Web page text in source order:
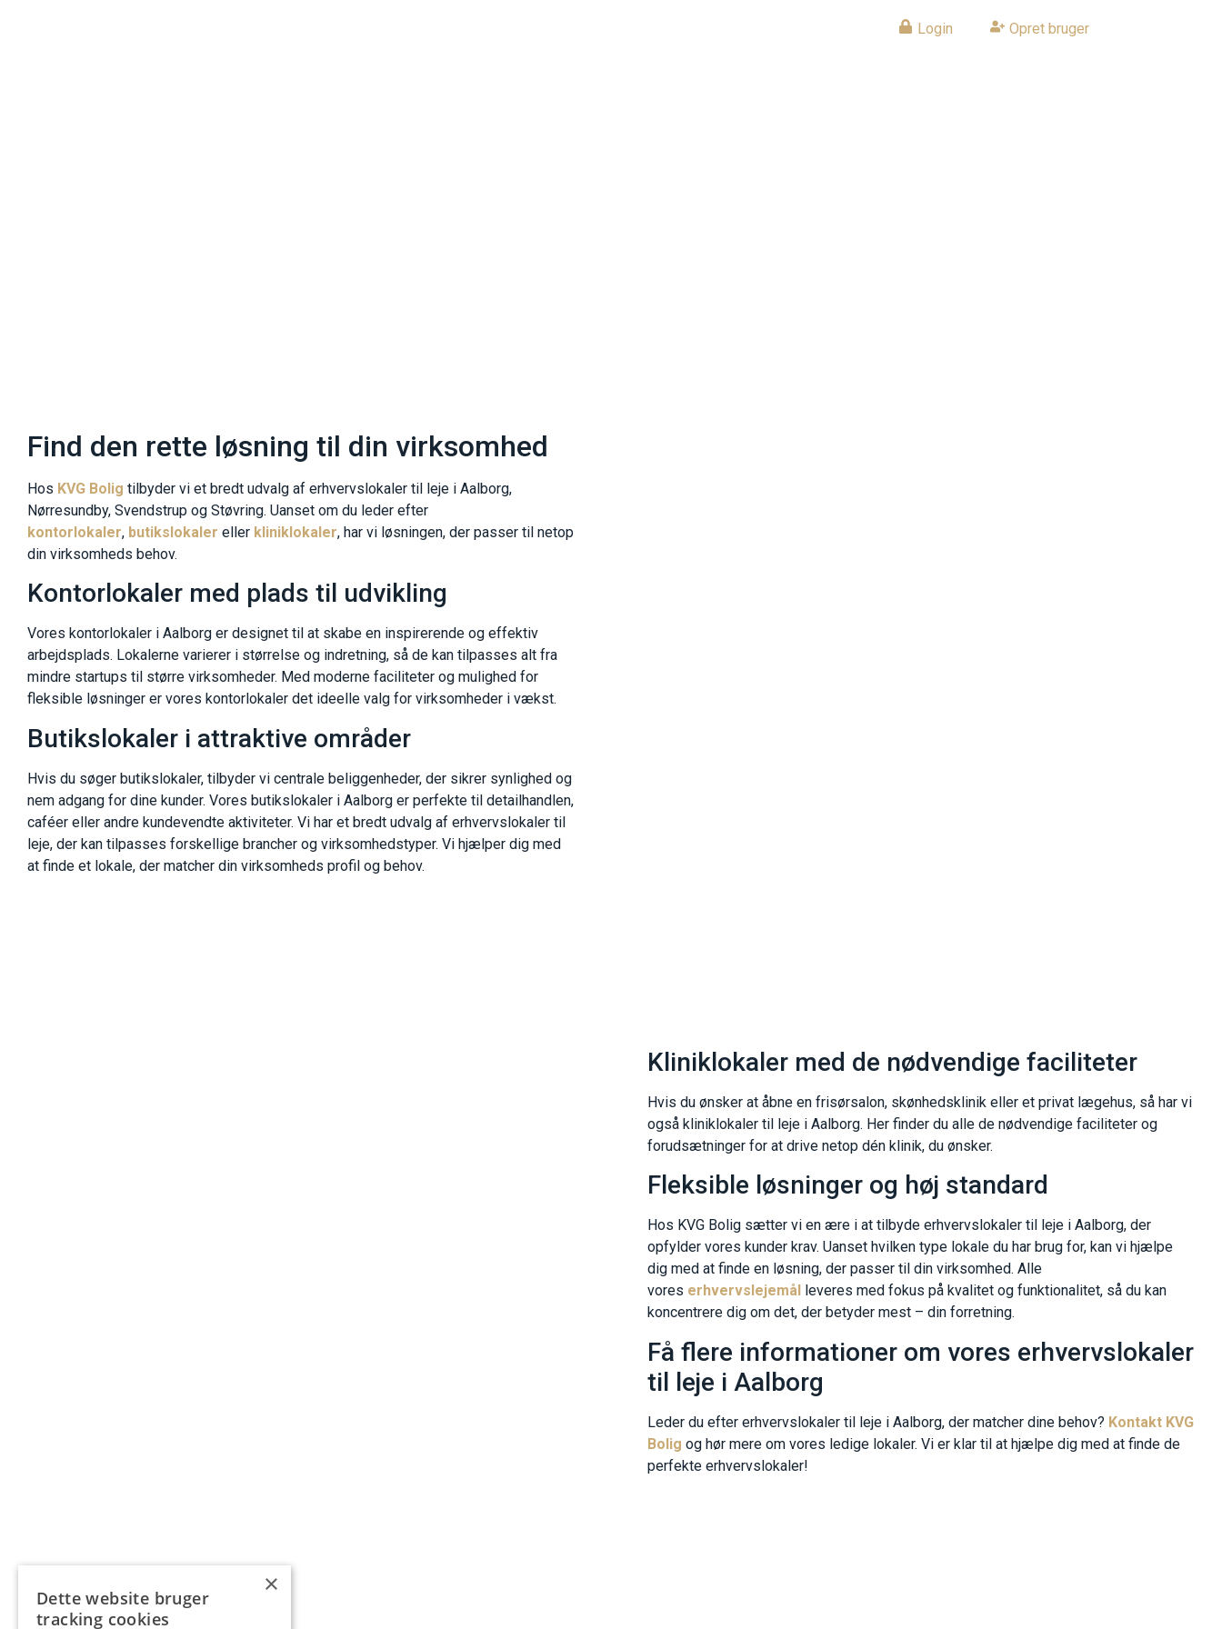
Login Opret bruger
Find den rette løsning til din virksomhed
Hos KVG Bolig tilbyder vi et bredt udvalg af erhvervslokaler til leje i Aalborg,
Nørresundby, Svendstrup og Støvring. Uanset om du leder efter
kontorlokaler, butikslokaler eller kliniklokaler, har vi løsningen, der passer til netop
din virksomheds behov.
Kontorlokaler med plads til udvikling
Vores kontorlokaler i Aalborg er designet til at skabe en inspirerende og effektiv
arbejdsplads. Lokalerne varierer i størrelse og indretning, så de kan tilpasses alt fra
mindre startups til større virksomheder. Med moderne faciliteter og mulighed for
fleksible løsninger er vores kontorlokaler det ideelle valg for virksomheder i vækst.
Butikslokaler i attraktive områder
Hvis du søger butikslokaler, tilbyder vi centrale beliggenheder, der sikrer synlighed og
nem adgang for dine kunder. Vores butikslokaler i Aalborg er perfekte til detailhandlen,
caféer eller andre kundevendte aktiviteter. Vi har et bredt udvalg af erhvervslokaler til
leje, der kan tilpasses forskellige brancher og virksomhedstyper. Vi hjælper dig med
at finde et lokale, der matcher din virksomheds profil og behov.
Kliniklokaler med de nødvendige faciliteter
Hvis du ønsker at åbne en frisørsalon, skønhedsklinik eller et privat lægehus, så har vi
også kliniklokaler til leje i Aalborg. Her finder du alle de nødvendige faciliteter og
forudsætninger for at drive netop dén klinik, du ønsker.
Fleksible løsninger og høj standard
Hos KVG Bolig sætter vi en ære i at tilbyde erhvervslokaler til leje i Aalborg, der
opfylder vores kunder krav. Uanset hvilken type lokale du har brug for, kan vi hjælpe
dig med at finde en løsning, der passer til din virksomhed. Alle
vores erhvervslejemål
leveres med fokus på kvalitet og funktionalitet, så du kan
koncentrere dig om det, der betyder mest – din forretning.
Få flere informationer om vores erhvervslokaler
til leje i Aalborg
Leder du efter erhvervslokaler til leje i Aalborg, der matcher dine behov? Kontakt KVG
Bolig og hør mere om vores ledige lokaler. Vi er klar til at hjælpe dig med at finde de
perfekte erhvervslokaler!
×
Dette website bruger
tracking cookies